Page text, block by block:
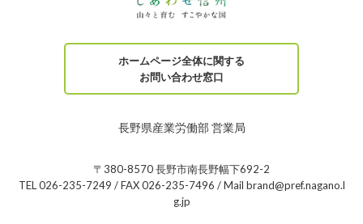
ホームページ全体に関する
お問い合わせ窓口
長野県産業労働部 営業局
〒380-8570 長野市南長野幅下692-2
TEL 026-235-7249 / FAX 026-235-7496 / Mail brand@pref.nagano.l
g.jp